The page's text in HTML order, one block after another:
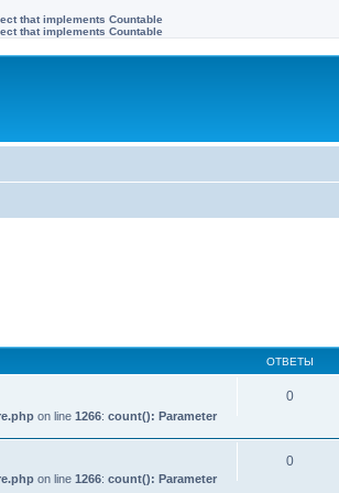
that implements Countable
that implements Countable
ОТВЕТЫ
on line 1266: count(): Parameter
0
on line 1266: count(): Parameter
0